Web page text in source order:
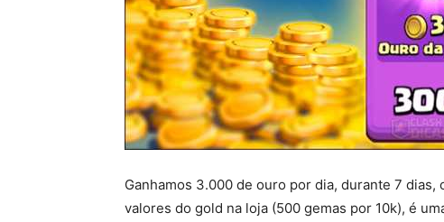
Ganhamos 3.000 de ouro por dia, durante 7
valores do gold na loja (500 gemas por 10k), é